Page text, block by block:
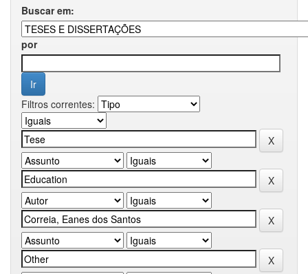
Buscar em:
por
Filtros correntes: